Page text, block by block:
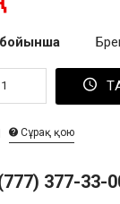
Сұрақ қою
377-33-